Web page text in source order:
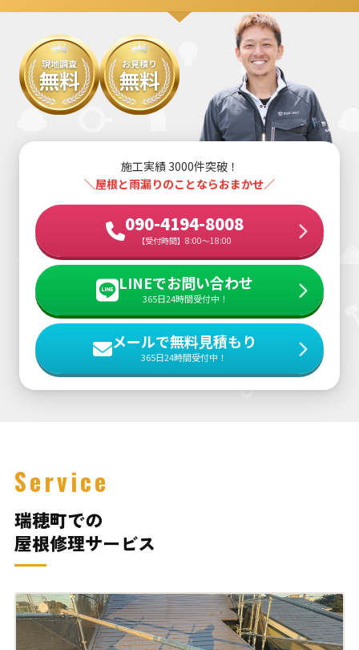
現地調査
無料
お見積り
無料
施工実績 3000件突破！
＼屋根と雨漏りのことならおまかせ／
090-4194-8008
【受付時間】8:00～18:00
LINEでお問い合わせ
365日24時間受付中！
メールで無料見積もり
365日24時間受付中！
Service
瑞穂町での
屋根修理サービス